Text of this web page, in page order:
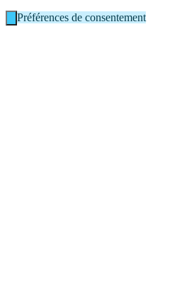
Préférences de consentement